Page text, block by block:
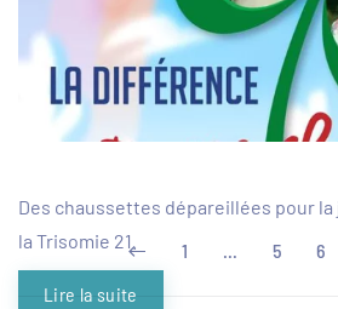
Des chaussettes dépareillées pour
la Trisomie 21.
Lire la suite
1 … 5 6